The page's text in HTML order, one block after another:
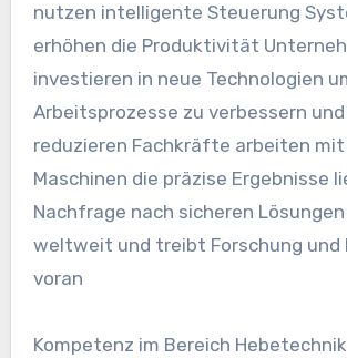
nutzen intelligente Steuerung
erhöhen die Produktivität
investieren in neue Technologien
Arbeitsprozesse zu verbessern und
reduzieren Fachkräfte arbeiten
Maschinen die präzise Ergebnisse
Nachfrage nach sicheren
weltweit und treibt Forschung und
voran
Kompetenz im Bereich